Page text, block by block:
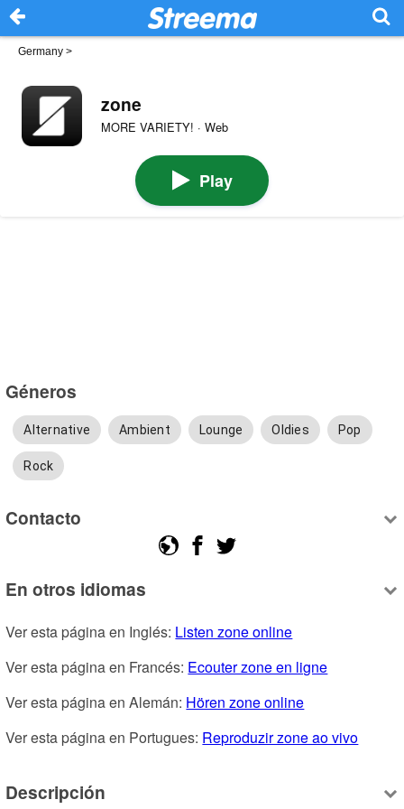
Germany >
zone
MORE VARIETY! · Web
Play
Géneros
Alternative Ambient Lounge Oldies Pop
Rock
Contacto
En otros idiomas
Ver esta página en Inglés: Listen zone online
Ver esta página en Francés: Ecouter zone en ligne
Ver esta página en Alemán: Hören zone online
Ver esta página en Portugues: Reproduzir zone ao vivo
Descripción